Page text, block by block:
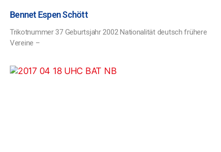
Bennet Espen Schött
Trikotnummer 37 Geburtsjahr 2002 Nationalität deutsch frühere
Vereine –